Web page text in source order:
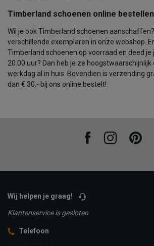
Timberland schoenen online bestellen
Wil je ook Timberland schoenen
verschillende exemplaren in onze webshop.
Timberland schoenen op voorraad en deed je
20.00 uur? Dan heb je ze
werkdag al in huis. Bovendien is verzending
dan € 30,- bij ons online bestelt!
FacebookInstagram
Wij helpen je graag!
Klantenservice is gesloten
Telefoon